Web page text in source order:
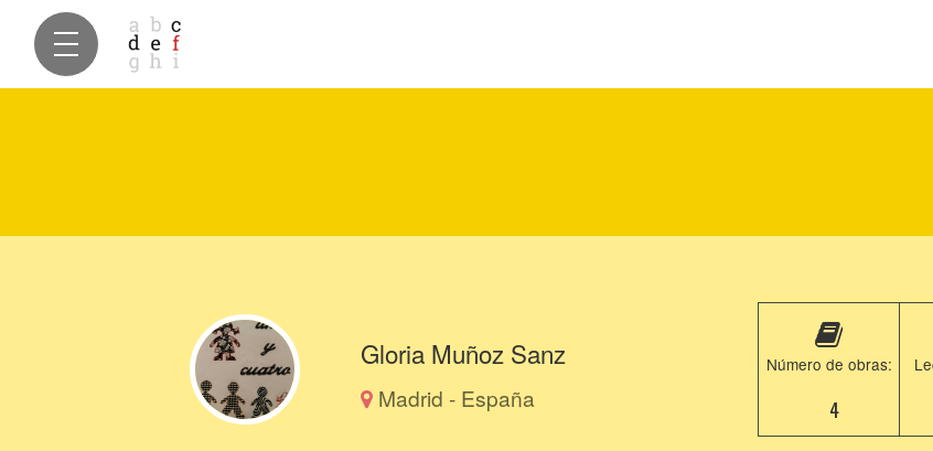
Gloria Muñoz Sanz
Madrid - España
Número de obras:
4